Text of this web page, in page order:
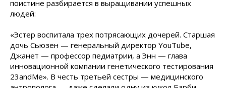
поистине разбирается в выращивании успешных
людей:
«Эстер воспитала трех потрясающих дочерей. Старшая
дочь Сьюзен — генеральный директор YouTube,
Джанет — профессор педиатрии, а Энн — глава
инновационной компании генетического тестирования
23andMe». В честь третьей сестры — медицинского